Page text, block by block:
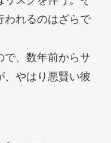
われるのはざらで
で、数年前からサ
、やはり悪賢い彼